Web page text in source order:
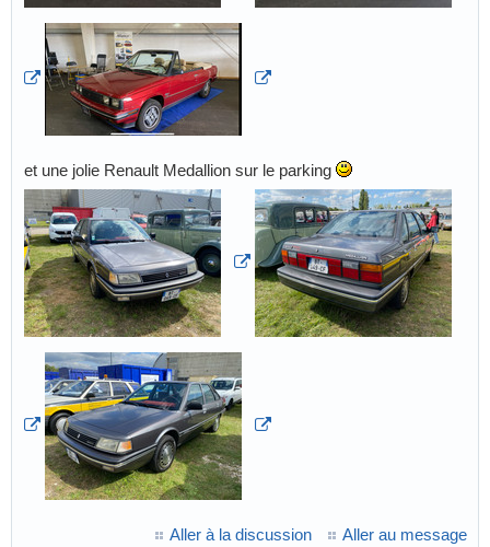
et une jolie Renault Medallion sur le parking
Aller à la discussion Aller au message